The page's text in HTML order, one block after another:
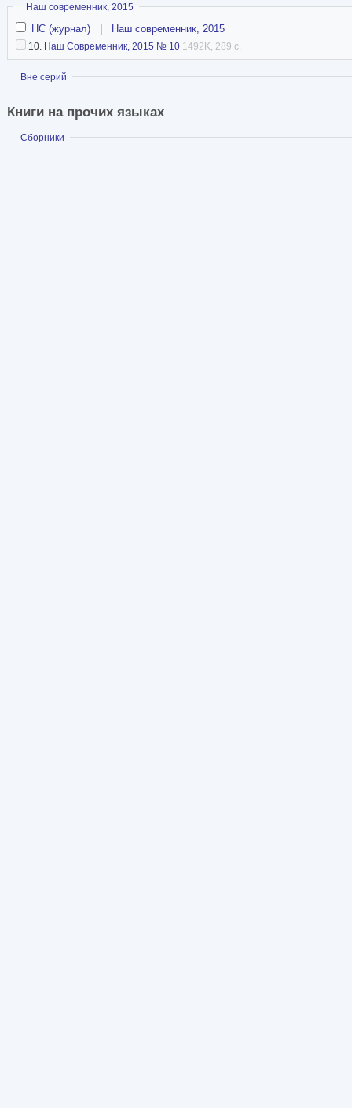
Скрыть
Наш современник, 2015
НС (журнал) Наш современник, 2015
10. Наш Современник, 2015 № 10 1492K, 289 с.
Показать
Вне серий
Книги на прочих языках
Показать
Сборники